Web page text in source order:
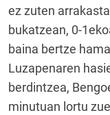
ez zuten
bukatzean, 0-
baina bertze
Luzapenaren
berdintzea,
minutuan lortu